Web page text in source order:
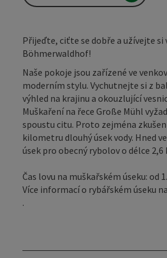
Přijeďte, ciťte se dobře a užívejte si
Böhmerwaldhof!
Naše pokoje jsou zařízené ve
moderním stylu. Vychutnejte si z
výhled na krajinu a okouzlující
Muškaření na řece Große Mühl
spoustu citu. Proto zejména
kilometru dlouhý úsek vody. Hned
úsek pro obecný rybolov o délce 2,6
Čas lovu na muškařském úseku: od
Více informací o rybářském úseku
.